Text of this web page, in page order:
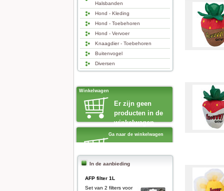
Halsbanden
Hond - Kleding
Hond - Toebehoren
Hond - Vervoer
Knaagdier - Toebehoren
Buitenvogel
Diversen
Winkelwagen
Er zijn geen
producten in de
winkelwagen
Ga naar de winkelwagen
In de aanbieding
AFP filter 1L
Set van 2 filters voor